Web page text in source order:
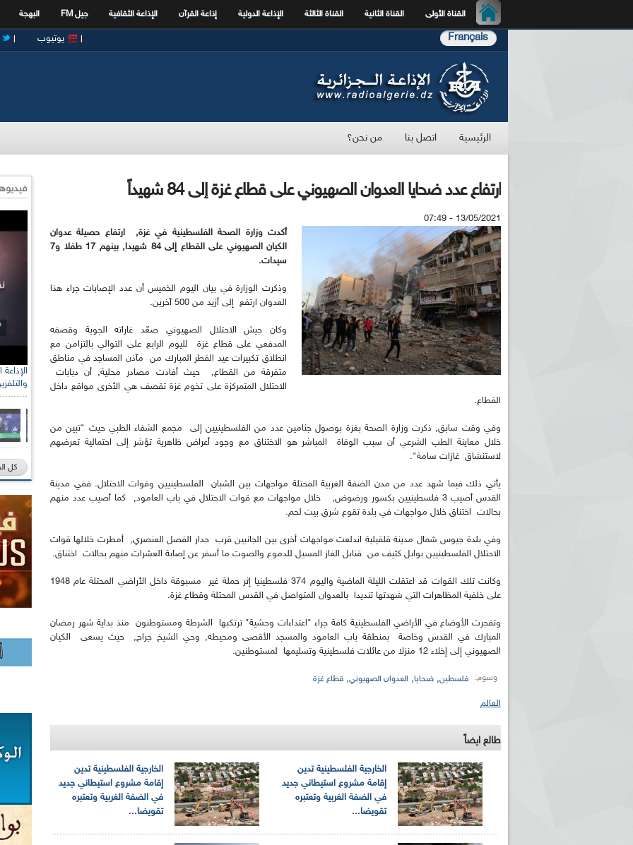
القناة الأولى القناة الثانية القناة الثالثة الإذاعة الدولية إذاعة القرآن الإذاعة الثقافية جيل FM البهجة
Français يوتيوب
الرئيسية اتصل بنا من نحن؟
ارتفاع عدد ضحايا العدوان الصهيوني على قطاع غزة إلى 84 شهيداً
13/05/2021 - 07:49
أكدت وزارة الصحة الفلسطينية في غزة, ارتفاع حصيلة عدوان
الكيان الصهيوني على القطاع إلى 84 شهيدا, بينهم 17 طفلا و7
سيدات.
وذكرت الوزارة في بيان اليوم الخميس أن عدد الإصابات جراء هذا
العدوان ارتفع إلى أزيد من 500 آخرين.
وكان جيش الاحتلال الصهيوني صعّد غاراته الجوية وقصفه
المدفعي على قطاع غزة لليوم الرابع على التوالي بالتزامن مع
انطلاق تكبيرات عيد الفطر المبارك من مآذن المساجد في مناطق
متفرقة من القطاع, حيث أفادت مصادر محلية, أن دبابات
الاحتلال المتمركزة على تخوم غزة تقصف هي الأخرى مواقع داخل
القطاع.
وفي وقت سابق, ذكرت وزارة الصحة بغزة بوصول جثامين عدد من الفلسطينيين إلى مجمع الشفاء الطبي حيث "تبين من
خلال معاينة الطب الشرعي أن سبب الوفاة المباشر هو الاختناق مع وجود أعراض ظاهرية تؤشر إلى احتمالية تعرضهم
لاستنشاق غازات سامة".
يأتي ذلك فيما شهد عدد من مدن الضفة الغربية المحتلة مواجهات بين الشبان الفلسطينيين وقوات الاحتلال. ففي مدينة
القدس أصيب 3 فلسطينيين بكسور ورضوض, خلال مواجهات مع قوات الاحتلال في باب العامود, كما أصيب عدد منهم
بحالات اختناق خلال مواجهات في بلدة تقوع شرق بيت لحم.
وفي بلدة جيوس شمال مدينة قلقيلية اندلعت مواجهات أخرى بين الجانبين قرب جدار الفصل العنصري, أمطرت خلالها قوات
الاحتلال الفلسطينيين بوابل كثيف من قنابل الغاز المسيل للدموع والصوت ما أسفر عن إصابة العشرات منهم بحالات اختناق.
وكانت تلك القوات قد اعتقلت الليلة الماضية واليوم 374 فلسطينيا إثر حملة غير مسبوقة داخل الأراضي المحتلة عام 1948
على خلفية المظاهرات التي شهدتها تنديدا بالعدوان المتواصل في القدس المحتلة وقطاع غزة.
وتفجرت الأوضاع في الأراضي الفلسطينية كافة جراء "اعتداءات وحشية" ترتكبها الشرطة ومستوطنون منذ بداية شهر رمضان
المبارك في القدس وخاصة بمنطقة باب العامود والمسجد الأقصى ومحيطه, وحي الشيخ جراح, حيث يسعى الكيان
الصهيوني إلى إخلاء 12 منزلا من عائلات فلسطينية وتسليمها لمستوطنين.
وسوم: فلسطين, ضحايا, العدوان الصهيوني, قطاع غزة
العالم
طالع ايضاً
الخارجية الفلسطينية تدين
إقامة مشروع استيطاني جديد
في الضفة الغربية وتعتبره
تقويضا...
الخارجية الفلسطينية تدين
إقامة مشروع استيطاني جديد
في الضفة الغربية وتعتبره
تقويضا...
كل